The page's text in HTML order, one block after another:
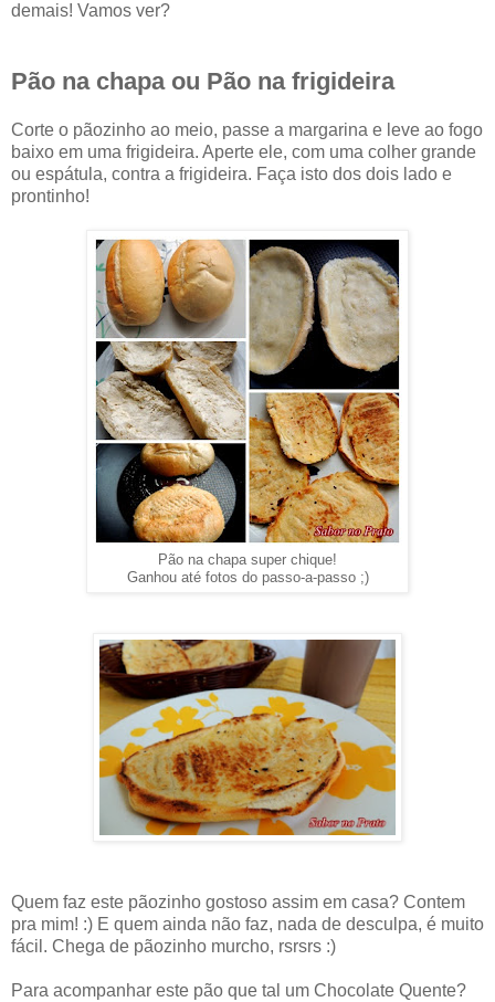
demais! Vamos ver?
Pão na chapa ou Pão na frigideira
Corte o pãozinho ao meio, passe a margarina e leve ao fogo
baixo em uma frigideira. Aperte ele, com uma colher grande
ou espátula, contra a frigideira. Faça isto dos dois lado e
prontinho!
Pão na chapa super chique!
Ganhou até fotos do passo-a-passo ;)
Quem faz este pãozinho gostoso assim em casa? Contem
pra mim! :) E quem ainda não faz, nada de desculpa, é muito
fácil. Chega de pãozinho murcho, rsrsrs :)
Para acompanhar este pão que tal um Chocolate Quente?